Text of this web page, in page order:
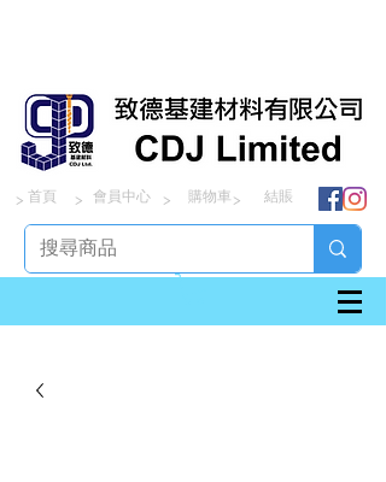
> > > >
首頁 會員中心 購物車 結賬